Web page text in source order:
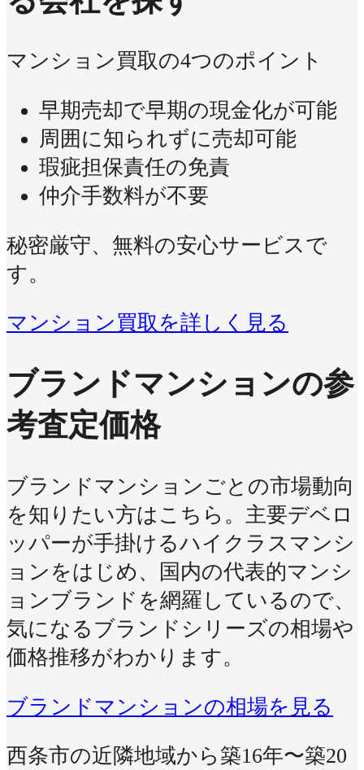
マンション買取の4つのポイント
早期売却で早期の現金化が可能
周囲に知られずに売却可能
瑕疵担保責任の免責
仲介手数料が不要
秘密厳守、無料の安心サービスで
す。
マンション買取を詳しく見る
ブランドマンションの参
考査定価格
ブランドマンションごとの市場動向
を知りたい方はこちら。主要デベロ
ッパーが手掛けるハイクラスマンシ
ョンをはじめ、国内の代表的マンシ
ョンブランドを網羅しているので、
気になるブランドシリーズの相場や
価格推移がわかります。
ブランドマンションの相場を見る
西条市の近隣地域から築16年〜築20